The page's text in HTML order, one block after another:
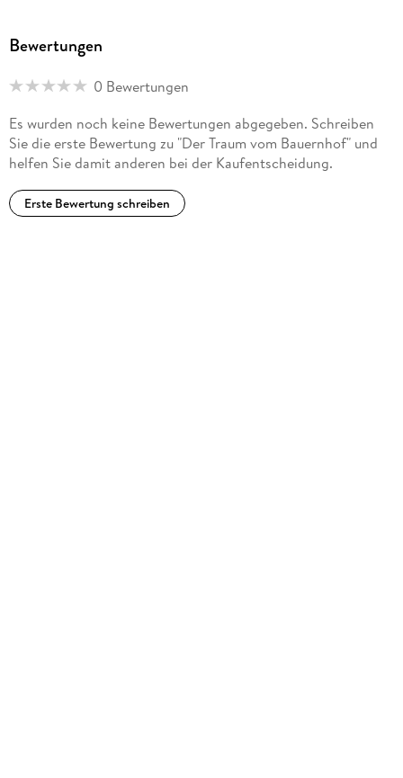
Bewertungen
0 Bewertungen
Es wurden noch keine Bewertungen abgegeben. Schreiben
Sie die erste Bewertung zu "Der Traum vom Bauernhof" und
helfen Sie damit anderen bei der Kaufentscheidung.
Erste Bewertung schreiben